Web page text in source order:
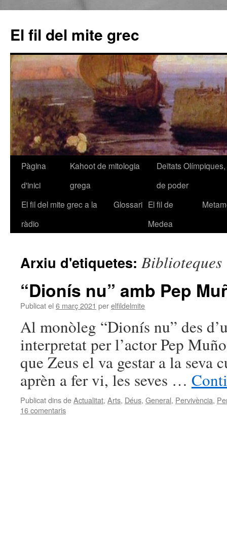
El fil del mite grec
Vés
contingut
Pàgina
d'inici
Kahoot de mitologia
grega
Deïtats
de poder
El fil del mite grec a la
ràdio
Glossari El fil de
Medea
Arxiu d'etiquetes:Biblioteques
“Dionís nu” amb Pep
Publicat el 6 març 2021 perelfildelmite
Al monòleg “Dionís nu” des
interpretat per l’actor Pep
que Zeus el va gestar a la seva
aprèn a fer vi, les seves …
Publicat dins deActualitat, Arts, Déus, General, Pervivència,
16 comentaris